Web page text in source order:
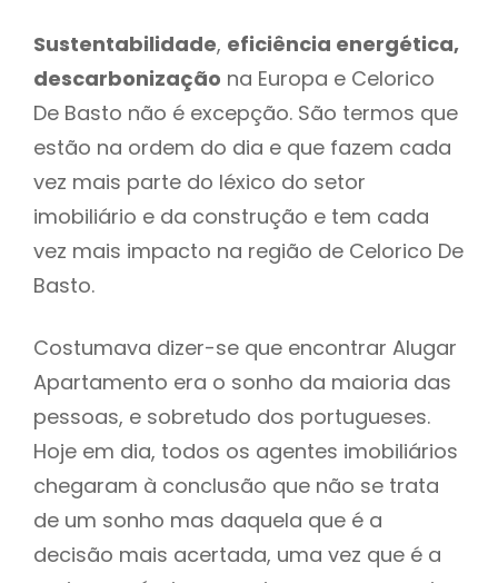
Sustentabilidade, eficiência energética,
descarbonização na Europa e Celorico
De Basto não é excepção. São termos que
estão na ordem do dia e que fazem cada
vez mais parte do léxico do setor
imobiliário e da construção e tem cada
vez mais impacto na região de Celorico De
Basto.
Costumava dizer-se que encontrar Alugar
Apartamento era o sonho da maioria das
pessoas, e sobretudo dos portugueses.
Hoje em dia, todos os agentes imobiliários
chegaram à conclusão que não se trata
de um sonho mas daquela que é a
decisão mais acertada, uma vez que é a